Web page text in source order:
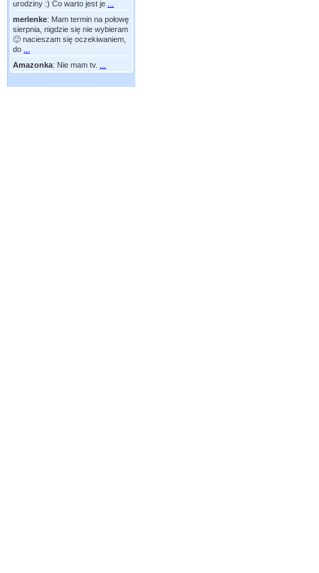
urodziny :) Co warto jest je
merlenke: Mam termin na połowę
sierpnia, nigdzie się nie wybieram
🙂 nacieszam się oczekiwaniem,
do
Amazonka: Nie mam tv.